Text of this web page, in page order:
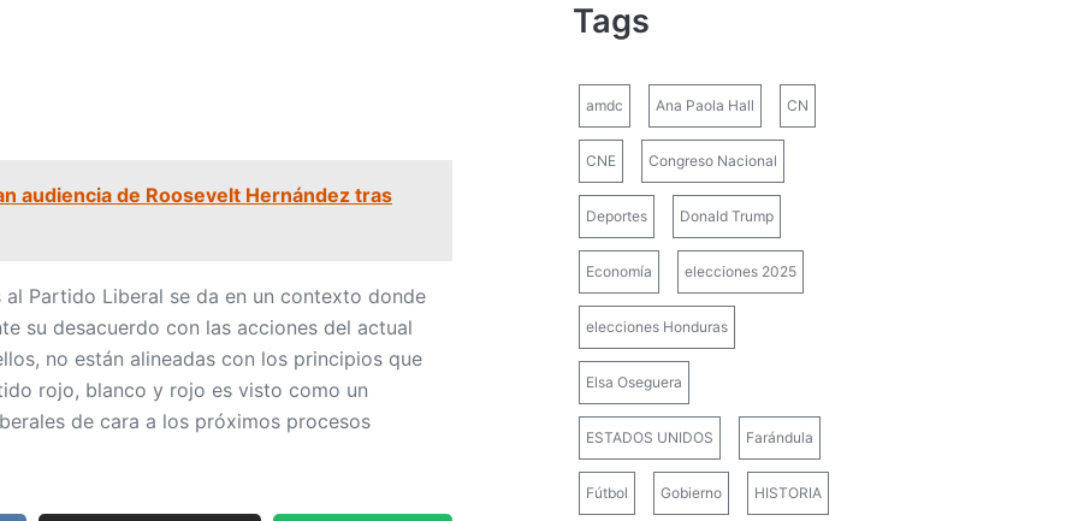
audiencia de Roosevelt Hernández tras
Partido Liberal se da en un contexto donde
su desacuerdo con las acciones del actual
no están alineadas con los principios que
rojo, blanco y rojo es visto como un
de cara a los próximos procesos
Tags
amdc Ana Paola Hall CN
CNE Congreso Nacional
Deportes Donald Trump
Economía elecciones 2025
elecciones Honduras
Elsa Oseguera
ESTADOS UNIDOS Farándula
Fútbol Gobierno HISTORIA